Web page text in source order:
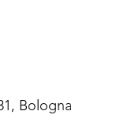
Bologna